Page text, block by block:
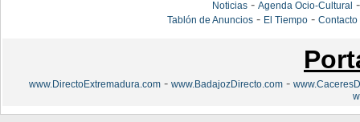
Noticias- Agenda Ocio-Cultural
Tablón de Anuncios- El Tiempo- Contacto
www.DirectoExtremadura.com - www.BadajozDirecto.com -